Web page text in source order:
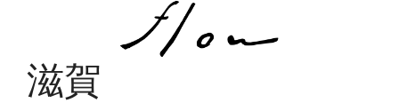
滋賀